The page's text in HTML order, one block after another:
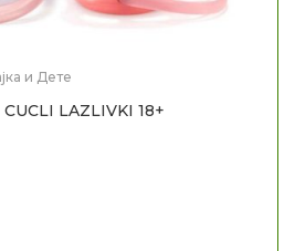
и Дете
LAZLIVKI 18+